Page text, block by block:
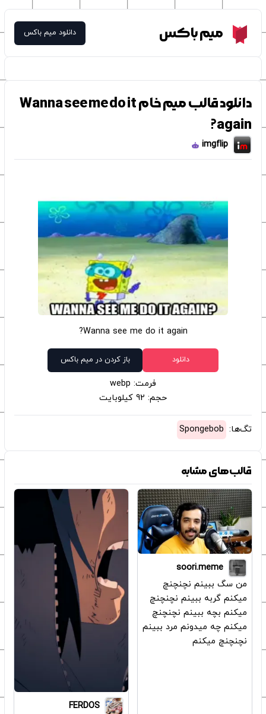
Meme Boxمیم باکس دانلود میم باکس
دانلود قالب میم خام Wanna see me do it
again?
imgflip
Wanna see me do it again?
دانلود باز کردن در میم باکس
فرمت: webp
حجم: 92 کیلوبایت
تگ‌ها: Spongebob
قالب‌های مشابه
soori.meme
من سگ ببینم نچنچنچ
میکنم گربه ببینم نچنچنچ
میکنم بچه ببینم نچنچنچ
میکنم چه میدونم مرد ببینم
نچنچنچ میکنم
FERDOS